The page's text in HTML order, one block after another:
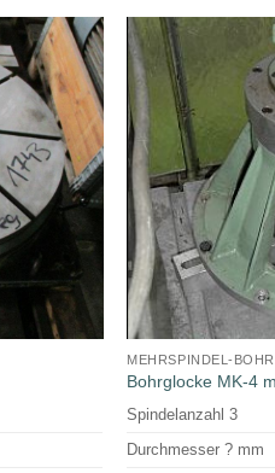
MEHRSPINDEL-
Bohrglocke MK-4
Spindelanzahl 3
Durchmesser ? mm